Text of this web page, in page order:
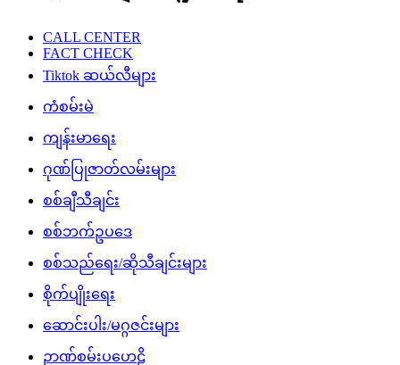
CALL CENTER
FACT CHECK
Tiktok ဆယ်လီများ
ကံစမ်းမဲ
ကျန်းမာရေး
ဂုဏ်ပြုဇာတ်လမ်းများ
စစ်ချီသီချင်း
စစ်ဘက်ဥပဒေ
စစ်သည်ရေး/ဆိုသီချင်းများ
စိုက်ပျိုးရေး
ဆောင်းပါး/မဂ္ဂဇင်းများ
ဉာဏ်စမ်းပဟေဠိ